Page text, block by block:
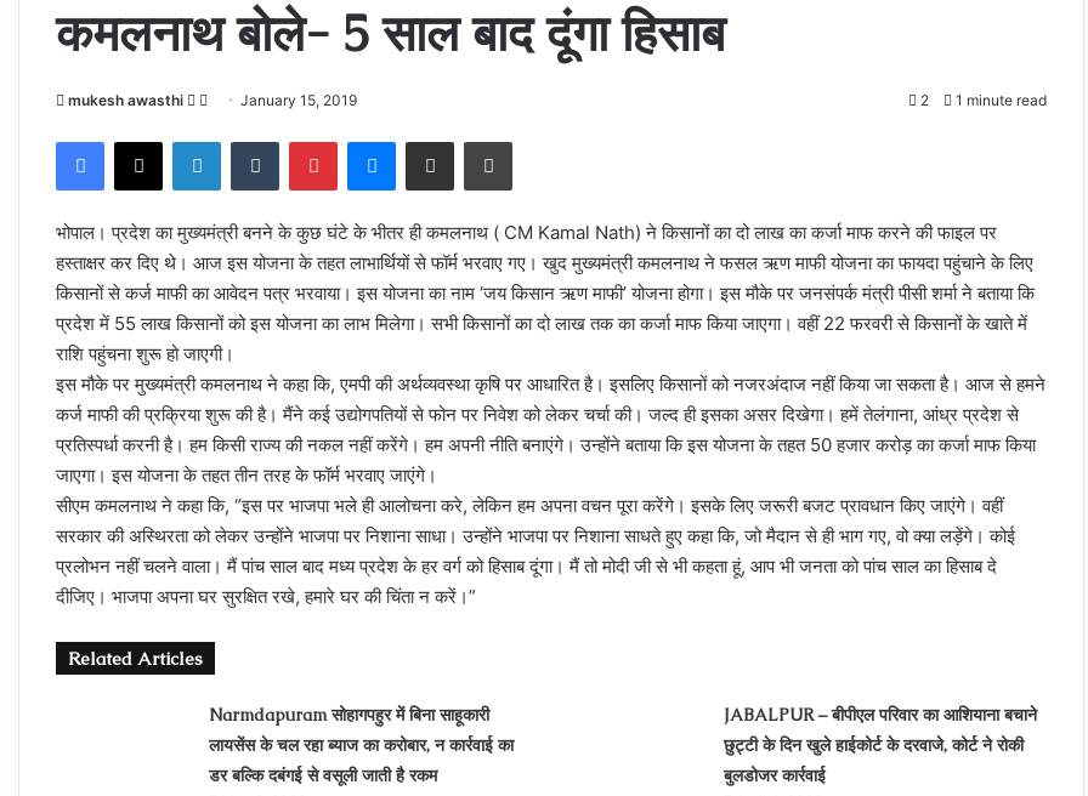
कमलनाथ बोले- 5 साल बाद दूंगा हिसाब
mukesh awasthi
Follow
X
SendJanuary 15, 2019 2 1 minute read
Facebook
X LinkedInTumblr PinterestMessenger
Share via Email Print
भोपाल। प्रदेश का मुख्यमंत्री बनने के कुछ घंटे के भीतर ही कमलनाथ ( CM Kamal Nath) ने किसानों का दो लाख का कर्जा माफ करने की फाइल पर
हस्ताक्षर कर दिए थे। आज इस योजना के तहत लाभार्थियों से फॉर्म भरवाए गए। खुद मुख्यमंत्री कमलनाथ ने फसल ऋण माफी योजना का फायदा पहुंचाने के लिए
किसानों से कर्ज माफी का आवेदन पत्र भरवाया। इस योजना का नाम ‘जय किसान ऋण माफी’ योजना होगा। इस मौके पर जनसंपर्क मंत्री पीसी शर्मा ने बताया कि
प्रदेश में 55 लाख किसानों को इस योजना का लाभ मिलेगा। सभी किसानों का दो लाख तक का कर्जा माफ किया जाएगा। वहीं 22 फरवरी से किसानों के खाते में
राशि पहुंचना शुरू हो जाएगी।
इस मौके पर मुख्यमंत्री कमलनाथ ने कहा कि, एमपी की अर्थव्यवस्था कृषि पर आधारित है। इसलिए किसानों को नजरअंदाज नहीं किया जा सकता है। आज से हमने
कर्ज माफी की प्रक्रिया शुरू की है। मैंने कई उद्योगपतियों से फोन पर निवेश को लेकर चर्चा की। जल्द ही इसका असर दिखेगा। हमें तेलंगाना, आंध्र प्रदेश से
प्रतिस्पर्धा करनी है। हम किसी राज्य की नकल नहीं करेंगे। हम अपनी नीति बनाएंगे। उन्होंने बताया कि इस योजना के तहत 50 हजार करोड़ का कर्जा माफ किया
जाएगा। इस योजना के तहत तीन तरह के फॉर्म भरवाए जाएंगे।
सीएम कमलनाथ ने कहा कि, “इस पर भाजपा भले ही आलोचना करे, लेकिन हम अपना वचन पूरा करेंगे। इसके लिए जरूरी बजट प्रावधान किए जाएंगे। वहीं
सरकार की अस्थिरता को लेकर उन्होंने भाजपा पर निशाना साधा। उन्होंने भाजपा पर निशाना साधते हुए कहा कि, जो मैदान से ही भाग गए, वो क्या लड़ेंगे। कोई
प्रलोभन नहीं चलने वाला। मैं पांच साल बाद मध्य प्रदेश के हर वर्ग को हिसाब दूंगा। मैं तो मोदी जी से भी कहता हूं, आप भी जनता को पांच साल का हिसाब दे
दीजिए। भाजपा अपना घर सुरक्षित रखे, हमारे घर की चिंता न करें।”
Related Articles
Narmdapuram सोहागपहुर में बिना साहूकारी
लायसेंस के चल रहा ब्‍याज का करोबार, न कार्रवाई का
डर बल्कि दबंगई से वसूली जाती है रकम
JABALPUR – बीपीएल परिवार का आशियाना बचाने
छुट्टी के दिन खुले हाईकोर्ट के दरवाजे, कोर्ट ने रोकी
बुलडोजर कार्रवाई